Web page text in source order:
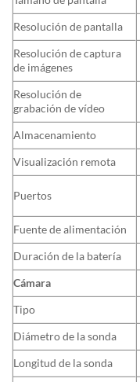
Resolución de pantalla
Resolución de captura
de imágenes
Resolución de
grabación de vídeo
Almacenamiento
Visualización remota
Puertos
Fuente de alimentación
Duración de la batería
Cámara
Tipo
Diámetro de la sonda
Longitud de la sonda